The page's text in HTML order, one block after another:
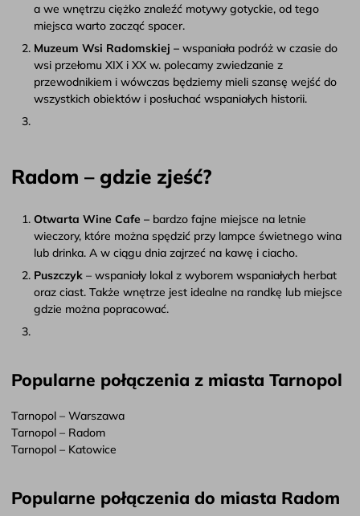
a we wnętrzu ciężko znaleźć motywy gotyckie, od tego
miejsca warto zacząć spacer.
Muzeum Wsi Radomskiej – wspaniała podróż w czasie do
wsi przełomu XIX i XX w. polecamy zwiedzanie z
przewodnikiem i wówczas będziemy mieli szansę wejść do
wszystkich obiektów i posłuchać wspaniałych historii.
Radom – gdzie zjeść?
Otwarta Wine Cafe – bardzo fajne miejsce na letnie
wieczory, które można spędzić przy lampce świetnego wina
lub drinka. A w ciągu dnia zajrzeć na kawę i ciacho.
Puszczyk – wspaniały lokal z wyborem wspaniałych herbat
oraz ciast. Także wnętrze jest idealne na randkę lub miejsce
gdzie można popracować.
Popularne połączenia z miasta Tarnopol
Tarnopol – Warszawa
Tarnopol – Radom
Tarnopol – Katowice
Popularne połączenia do miasta Radom